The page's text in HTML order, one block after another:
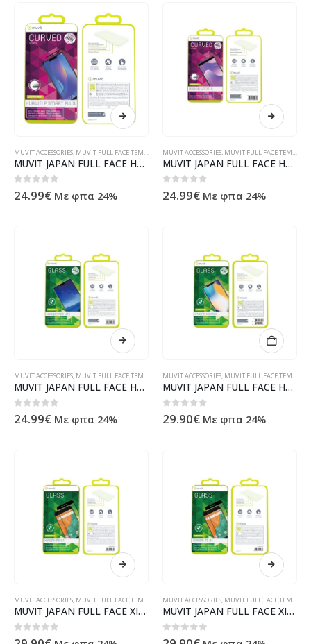
MUVIT ACCESSORIES, MUVIT FULL FACE TEMPERED GLASS
MUVIT JAPAN FULL FACE HUAWEI P SMART PLUS 2018 black tempered glass
0out of 5
24.99€ Με φπα 24%
MUVIT ACCESSORIES, MUVIT FULL FACE TEMPERED GLASS
MUVIT JAPAN FULL FACE HUAWEI Y7 2018 tempered glass
0out of 5
24.99€ Με φπα 24%
MUVIT ACCESSORIES, MUVIT FULL FACE TEMPERED GLASS
MUVIT JAPAN FULL FACE HUAWEI P20 LITE tempered glass
0out of 5
24.99€ Με φπα 24%
MUVIT ACCESSORIES, MUVIT FULL FACE TEMPERED GLASS
MUVIT JAPAN FULL FACE HUAWEI NOVA PLUS trans tempered glass
0out of 5
29.90€ Με φπα 24%
MUVIT ACCESSORIES, MUVIT FULL FACE TEMPERED GLASS
MUVIT JAPAN FULL FACE XIAOMI REDMI 5 PLUS black tempered glass
0out of 5
MUVIT ACCESSORIES, MUVIT FULL FACE TEMPERED GLASS
MUVIT JAPAN FULL FACE XIAOMI Mi A1 black tempered glass
0out of 5